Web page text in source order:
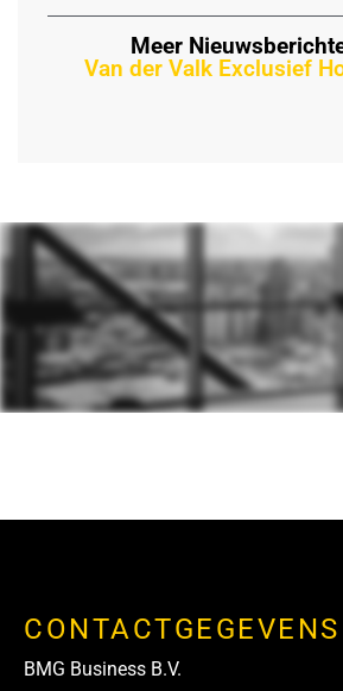
Meer
Van der Valk Exclusief
CONTACTGEGEVENS
BMG Business B.V.